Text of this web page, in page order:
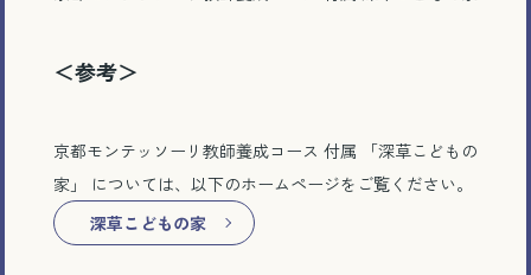
＜参考＞
京都モンテッソーリ教師養成コース 付属 「深草こどもの
家」 については、以下のホームページをご覧ください。
深草こどもの家